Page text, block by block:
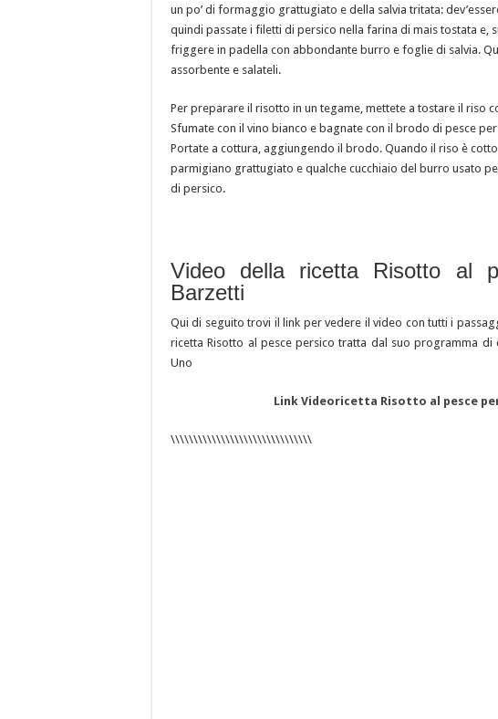
un po’ di formaggio grattugiato e della salvia tritata:
quindi passate i filetti di persico nella farina di mais tostata e,
friggere in padella con abbondante burro e foglie di salvia.
assorbente e salateli.
Per preparare il risotto in un tegame, mettete a tostare il riso
Sfumate con il vino bianco e bagnate con il brodo di pesce
Portate a cottura, aggiungendo il brodo. Quando il riso è
parmigiano grattugiato e qualche cucchiaio del burro usato
di persico.
Video della ricetta Risotto al
Barzetti
Qui di seguito trovi il link per vedere il video con tutti i
ricetta Risotto al pesce persico tratta dal suo programma di
Uno
Link Videoricetta Risotto al pesce
\\\\\\\\\\\\\\\\\\\\\\\\\\\\\\\